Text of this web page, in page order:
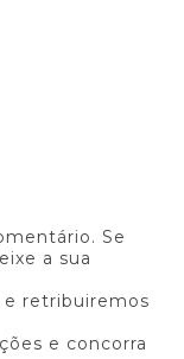
Se
a sua
retribuiremos
e concorra